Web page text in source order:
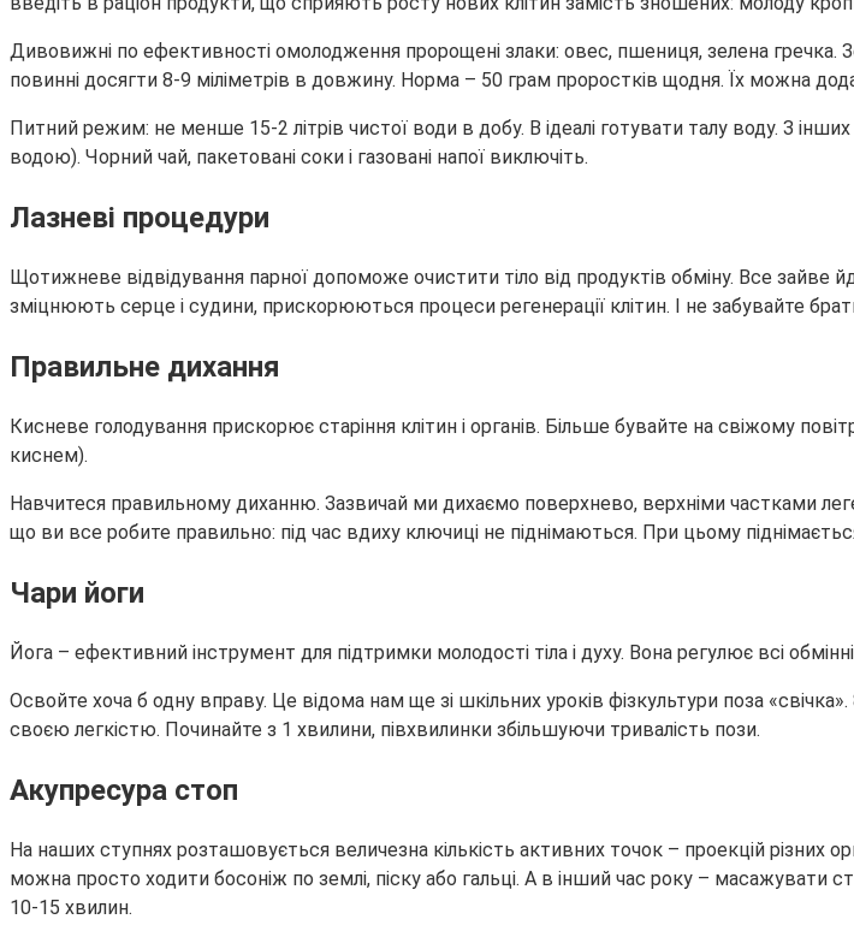
Дивовижні по ефективності омолодження пророщені злаки: овес, пшениця, зелена
повинні досягти 8-9 міліметрів в довжину. Норма – 50 грам проростків щодня. Їх можна
Питний режим: не менше 15-2 літрів чистої води в добу. В ідеалі готувати талу воду. З
водою). Чорний чай, пакетовані соки і газовані напої виключіть.
Лазневі процедури
Щотижневе відвідування парної допоможе очистити тіло від продуктів обміну. Все зайве
зміцнюють серце і судини, прискорюються процеси регенерації клітин. І не забувайте
Правильне дихання
Кисневе голодування прискорює старіння клітин і органів. Більше бувайте на свіжому
киснем).
Навчитеся правильному диханню. Зазвичай ми дихаємо поверхнево, верхніми частками
що ви все робите правильно: під час вдиху ключиці не піднімаються. При цьому
Чари йоги
Йога – ефективний інструмент для підтримки молодості тіла і духу. Вона регулює всі
Освойте хоча б одну вправу. Це відома нам ще зі шкільних уроків фізкультури поза
своєю легкістю. Починайте з 1 хвилини, півхвилинки збільшуючи тривалість пози.
Акупресура стоп
На наших ступнях розташовується величезна кількість активних точок – проекцій
можна просто ходити босоніж по землі, піску або гальці. А в інший час року – масажувати
10-15 хвилин.